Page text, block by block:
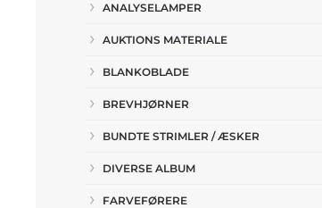
ANALYSELAMPER
AUKTIONS MATERIALE
BLANKOBLADE
BREVHJØRNER
BUNDTE STRIMLER / ÆSKER
DIVERSE ALBUM
FARVEFØRERE